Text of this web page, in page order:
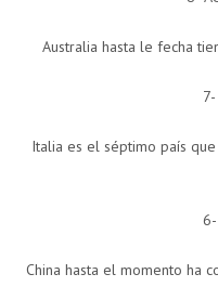
Australia hasta le fecha
Italia es el séptimo país
China hasta el momento ha